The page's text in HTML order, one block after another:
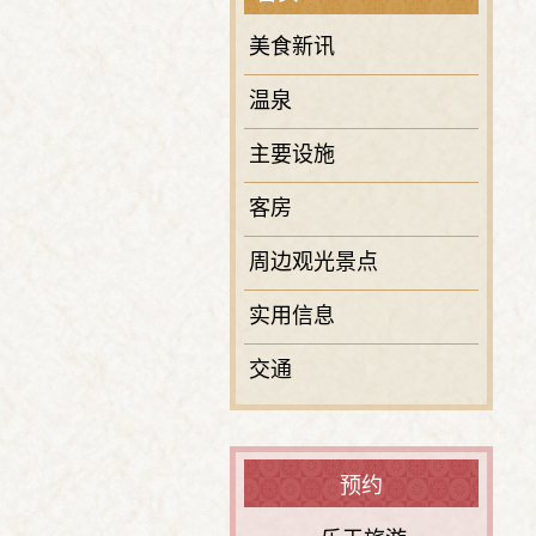
美食新讯
温泉
主要设施
客房
周边观光景点
实用信息
交通
预约